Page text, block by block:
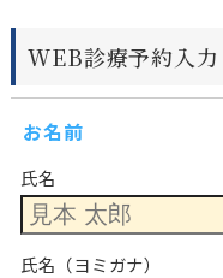
WEB診療予約入力
お名前
氏名
氏名（ヨミガナ）